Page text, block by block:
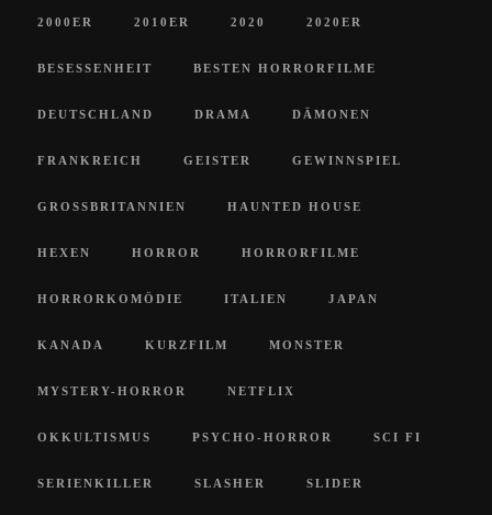
2000ER 2010ER 2020 2020ER
BESESSENHEIT BESTEN HORRORFILME
DEUTSCHLAND DRAMA DÄMONEN
FRANKREICH GEISTER GEWINNSPIEL
GROSSBRITANNIEN HAUNTED HOUSE
HEXEN HORROR HORRORFILME
HORRORKOMÖDIE ITALIEN JAPAN
KANADA KURZFILM MONSTER
MYSTERY-HORROR NETFLIX
OKKULTISMUS PSYCHO-HORROR SCI FI
SERIENKILLER SLASHER SLIDER